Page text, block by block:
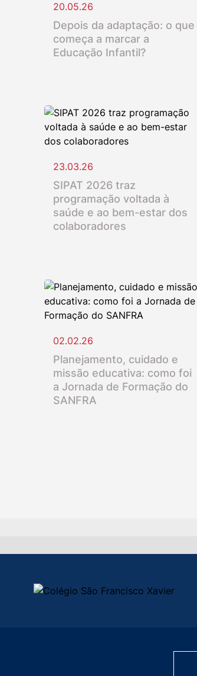
20.05.26
Depois da adaptação: o que
começa a marcar a
Educação Infantil?
23.03.26
SIPAT 2026 traz
programação voltada à
saúde e ao bem-estar dos
colaboradores
02.02.26
Planejamento, cuidado e
missão educativa: como foi
a Jornada de Formação do
SANFRA